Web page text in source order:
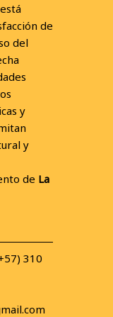
de
del
y
y
de La
310